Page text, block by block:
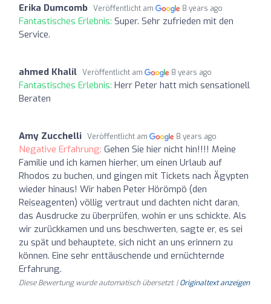
Erika Dumcomb Veröffentlicht am 8 years ago
Fantastisches Erlebnis: Super. Sehr zufrieden mit den
Service.
ahmed Khalil Veröffentlicht am 8 years ago
Fantastisches Erlebnis: Herr Peter hatt mich sensationell
Beraten
Amy Zucchelli Veröffentlicht am 8 years ago
Negative Erfahrung: Gehen Sie hier nicht hin!!!! Meine
Familie und ich kamen hierher, um einen Urlaub auf
Rhodos zu buchen, und gingen mit Tickets nach Ägypten
wieder hinaus! Wir haben Peter Hörömpö (den
Reiseagenten) völlig vertraut und dachten nicht daran,
das Ausdrucke zu überprüfen, wohin er uns schickte. Als
wir zurückkamen und uns beschwerten, sagte er, es sei
zu spät und behauptete, sich nicht an uns erinnern zu
können. Eine sehr enttäuschende und ernüchternde
Erfahrung.
Diese Bewertung wurde automatisch übersetzt. |Originaltext anzeigen